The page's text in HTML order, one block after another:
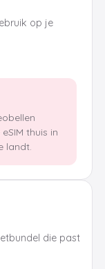
op je
thuis in
landt.
die past